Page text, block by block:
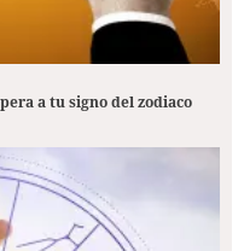
a tu signo del zodiaco